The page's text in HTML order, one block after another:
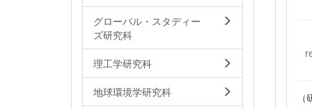
グローバル・スタディー
ズ研究科
理工学研究科
地球環境学研究科